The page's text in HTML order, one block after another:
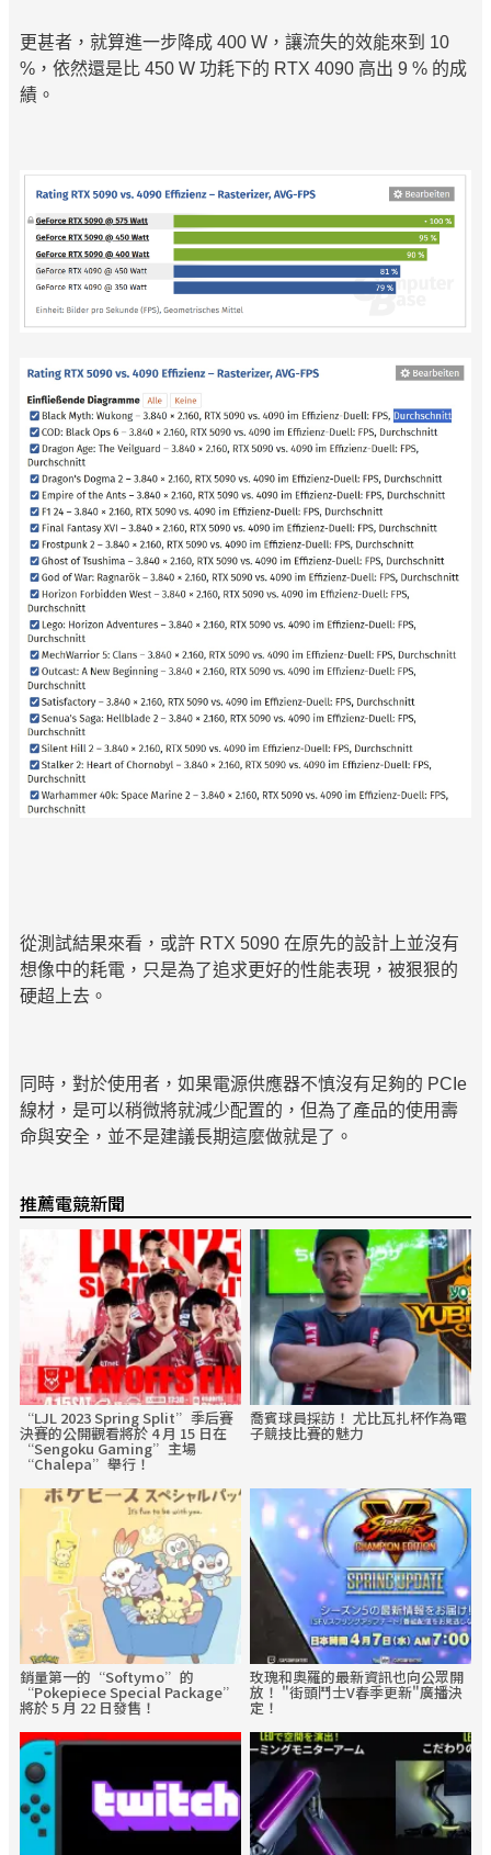
更甚者，就算進一步降成 400 W，讓流失的效能來到 10
%，依然還是比 450 W 功耗下的 RTX 4090 高出 9 % 的成
績。
從測試結果來看，或許 RTX 5090 在原先的設計上並沒有
想像中的耗電，只是為了追求更好的性能表現，被狠狠的
硬超上去。
同時，對於使用者，如果電源供應器不慎沒有足夠的 PCIe
線材，是可以稍微將就減少配置的，但為了產品的使用壽
命與安全，並不是建議長期這麼做就是了。
推薦電競新聞
“LJL 2023 Spring Split”季后賽
決賽的公開觀看將於 4 月 15 日在
“Sengoku Gaming”主場
“Chalepa”舉行！
喬賓球員採訪！ 尤比瓦扎杯作為電
子競技比賽的魅力
銷量第一的“Softymo”的
“Pokepiece Special Package”
將於 5 月 22 日發售！
玫瑰和奧羅的最新資訊也向公眾開
放！ "街頭鬥士V春季更新"廣播決
定！